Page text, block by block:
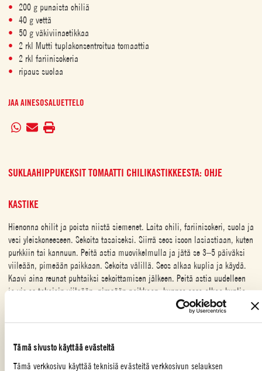
Tämä sivusto käyttää evästeitä
Tämä verkkosivu käyttää teknisiä evästeitä verkkosivun selauksen
200 g punaista chiliä
40 g vettä
50 g väkiviinaetikkaa
2 rkl Mutti tuplakonsentroitua tomaattia
2 rkl fariinisokeria
ripaus suolaa
JAA AINESOSALUETTELO
SUKLAAHIPPUKEKSIT TOMAATTI CHILIKASTIKKEESTA: OHJE
KASTIKE
Hienonna chilit ja poista niistä siemenet. Laita chili, fariinisokeri, suola ja
vesi yleiskoneeseen. Sekoita tasaiseksi. Siirrä seos isoon lasiastiaan, kuten
purkkiin tai kannuun. Peitä astia muovikelmulla ja jätä se 3–5 päiväksi
viileään, pimeään paikkaan. Sekoita välillä. Seos alkaa kuplia ja käydä.
Kaavi aina reunat puhtaiksi sekoittamisen jälkeen. Peitä astia uudelleen
ja vie se takaisin viileään, pimeään paikkaan, kunnes seos alkaa kuplia.
Kaada hapatettu seos yleiskoneeseen, lisää joukkoon väkiviinaetikka ja
sekoita tasaiseksi. Siivilöi seos tiheän siivilän läpi kasariin. Heitä
kiehuvaksi. Sekoita usein ja keitä, kunnes kastike on sopivan sakeaa, 5–
10 minuuttia. Kuori tarvittaessa vaahto pois. Ota kasari liedeltä ja anna
kastikkeen jäähtyä huoneenlämpöiseksi. Jäähdyttyään siitä tulee hieman